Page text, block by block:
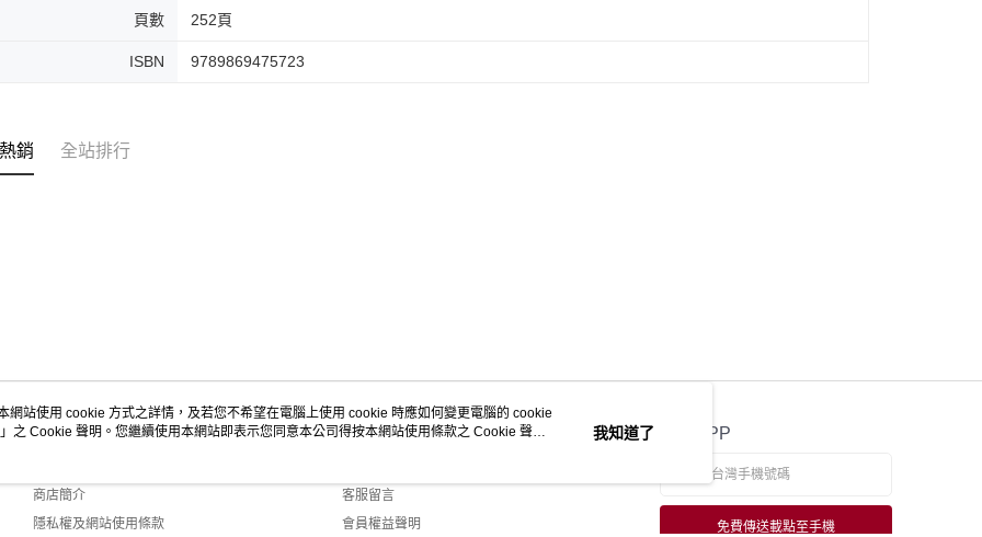
頁數 252頁
ISBN 9789869475723
銷 全站排行
關於我們
商店簡介
隱私權及網站使用條款
客服資訊
客服留言
會員權益聲明
官方APP
免費傳送載點至手機
網站使用 cookie 方式之詳情，及若您不希望在電腦上使用 cookie 時應如何變更電腦的 cookie
」之 Cookie 聲明。您繼續使用本網站即表示您同意本公司得按本網站使用條款之 Cookie 聲明
我知道了